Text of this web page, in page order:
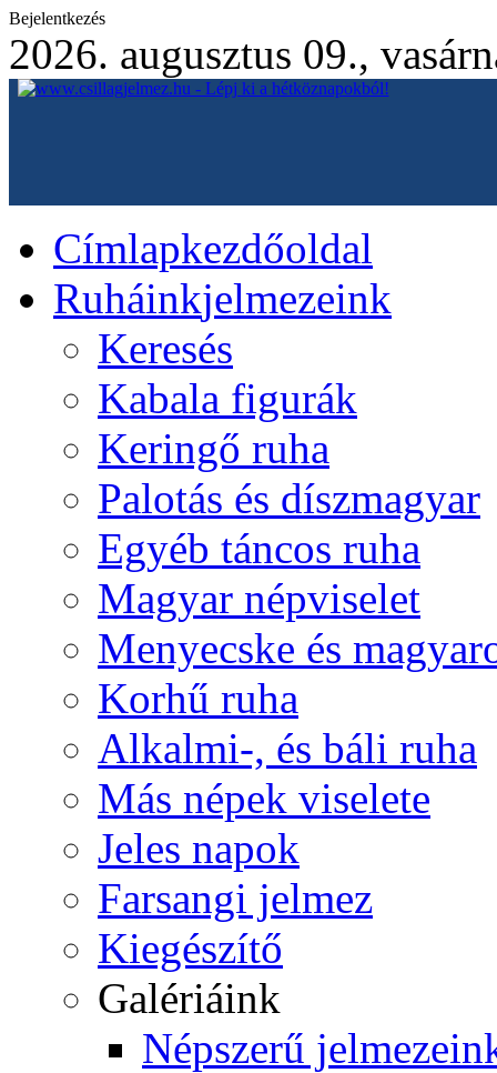
Bejelentkezés
2026. augusztus 09.,
Címlapkezdőoldal
Ruháinkjelmezeink
Keresés
Kabala figurák
Keringő ruha
Palotás és díszmagyar
Egyéb táncos ruha
Magyar népviselet
Menyecske és
Korhű ruha
Alkalmi-, és báli ruha
Más népek viselete
Jeles napok
Farsangi jelmez
Kiegészítő
Galériáink
Népszerű